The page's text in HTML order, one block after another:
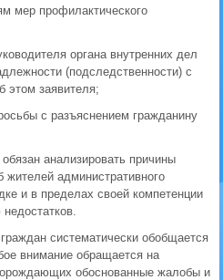
мер профилактического
органа внутренних дел
(подследственности) с
этом заявителя;
с разъяснением гражданину
анализировать причины
административного
и в пределах своей компетенции
систематически обобщается
внимание обращается на
обоснованные жалобы и